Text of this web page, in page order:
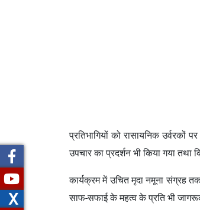
प्रतिभागियों को रासायनिक उर्वरकों
उपचार का प्रदर्शन भी किया गया
कार्यक्रम में उचित मृदा नमूना संग्रह
साफ-सफाई के महत्व के प्रति भी जागरूक
X